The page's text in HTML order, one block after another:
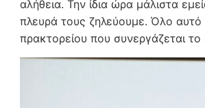
αλήθεια. Την ίδια ώρα μάλιστα
πλευρά τους ζηλεύουμε. Όλο αυτό
πρακτορείου που συνεργάζεται το